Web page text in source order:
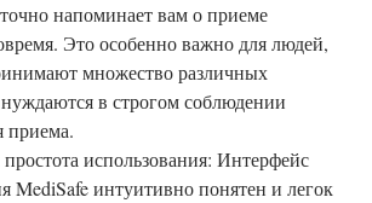
напоминает вам о приеме
Это особенно важно для людей,
множество различных
в строгом соблюдении
приема.
использования: Интерфейс
MediSafe интуитивно понятен и легок